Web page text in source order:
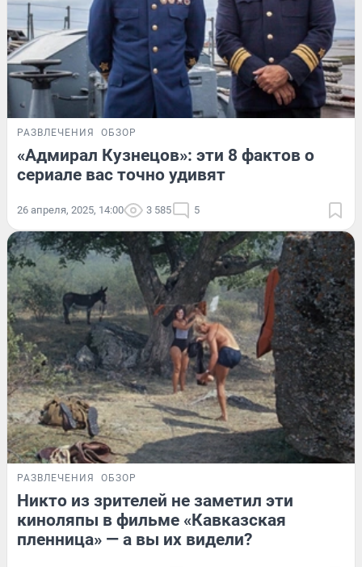
РАЗВЛЕЧЕНИЯ ОБЗОР
«Адмирал Кузнецов»: эти 8 фактов о
сериале вас точно удивят
26 апреля, 2025, 14:00 3 585 5
РАЗВЛЕЧЕНИЯ ОБЗОР
Никто из зрителей не заметил эти
киноляпы в фильме «Кавказская
пленница» — а вы их видели?